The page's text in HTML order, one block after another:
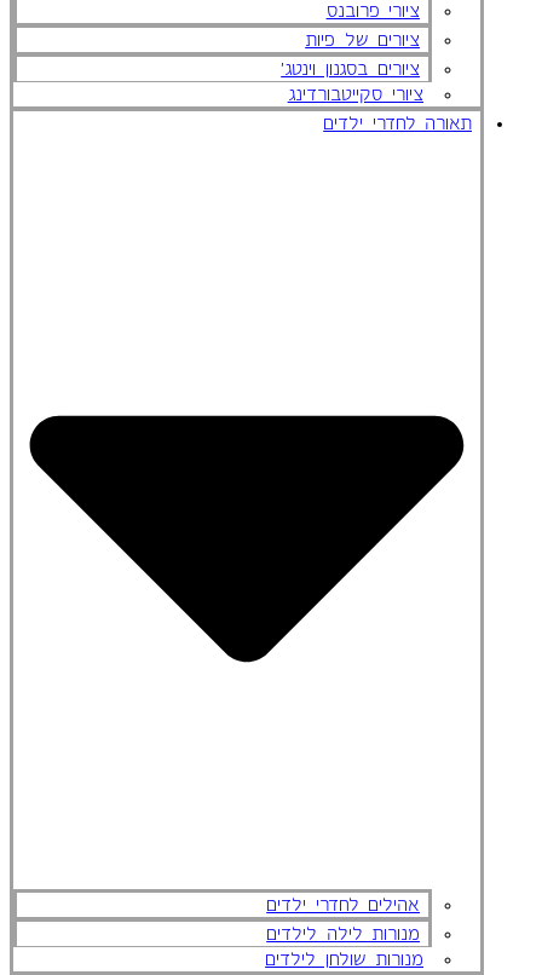
ציורי פרובנס
ציורים של פיות
ציורים בסגנון וינטג'
ציורי סקייטבורדינג
תאורה לחדרי ילדים
אהילים לחדרי ילדים
מנורות לילה לילדים
מנורות שולחן לילדים